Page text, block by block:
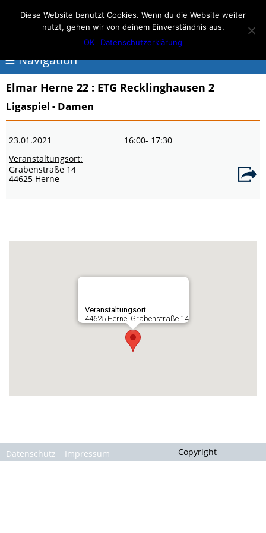
Elmar Herne 22
100% Handball
☰ Navigation
<
Über
Elmar
Herne
Events
Elmar Herne 22 : ETG Recklinghausen 2
Ligaspiel - Damen
23.01.2021 16:00- 17:30
Veranstaltungsort:
Grabenstraße 14
44625 Herne
Veranstaltungsort
44625 Herne, Grabenstraße 14
Datenschutz Impressum Copyright
Diese Website benutzt Cookies. Wenn du die Website weiter
nutzt, gehen wir von deinem Einverständnis aus.
OK
Datenschutzerklärung